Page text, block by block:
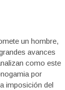
un hombre,
avances
como este
por
imposición del